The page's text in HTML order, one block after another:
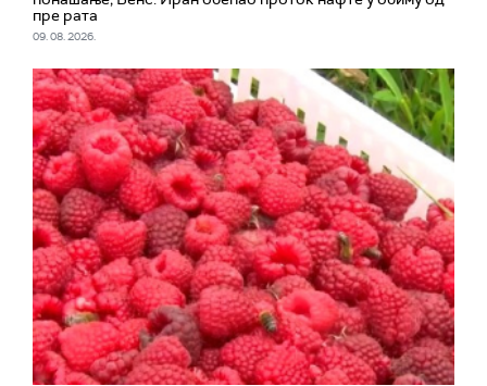
пре рата
09. 08. 2026.